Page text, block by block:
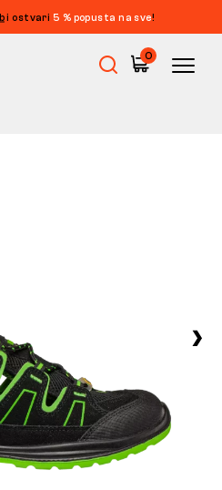
i ostvari 5 % popusta na sve!
0
vrijeme